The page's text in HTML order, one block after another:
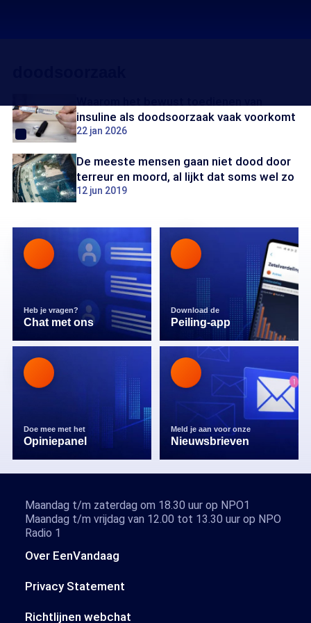
insuline als doodsoorzaak vaak voorkomt
22 jan 2026
De meeste mensen gaan niet dood door
terreur en moord, al lijkt dat soms wel zo
12 jun 2019
Heb je vragen?
Chat met ons
Download de
Peiling-app
Doe mee met het
Opiniepanel
Meld je aan voor onze
Nieuwsbrieven
Over EenVandaag
Privacy Statement
Richtlijnen webchat
Maandag t/m zaterdag om 18.30 uur op NPO1
Maandag t/m vrijdag van 12.00 tot 13.30 uur op NPO
Radio 1